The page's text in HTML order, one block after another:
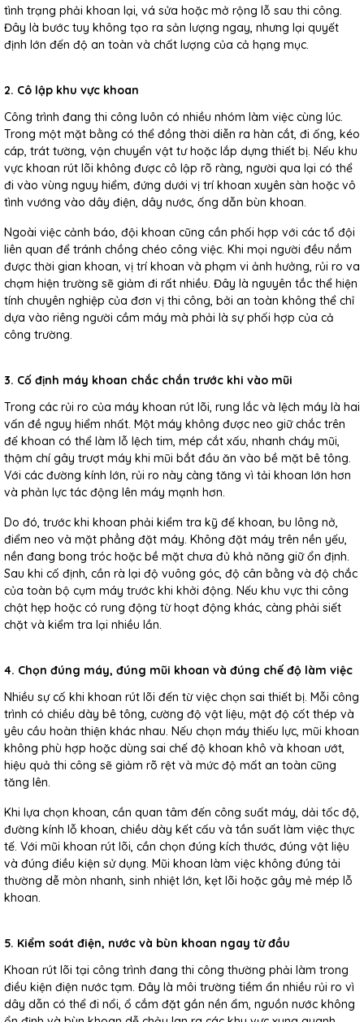
tình trạng phải khoan lại, vá sửa hoặc mở rộng lỗ sau thi công.
Đây là bước tuy không tạo ra sản lượng ngay, nhưng lại quyết
định lớn đến độ an toàn và chất lượng của cả hạng mục.
2. Cô lập khu vực khoan
Công trình đang thi công luôn có nhiều nhóm làm việc cùng lúc.
Trong một mặt bằng có thể đồng thời diễn ra hàn cắt, đi ống, kéo
cáp, trát tường, vận chuyển vật tư hoặc lắp dựng thiết bị. Nếu khu
vực khoan rút lõi không được cô lập rõ ràng, người qua lại có thể
đi vào vùng nguy hiểm, đứng dưới vị trí khoan xuyên sàn hoặc vô
tình vướng vào dây điện, dây nước, ống dẫn bùn khoan.
Ngoài việc cảnh báo, đội khoan cũng cần phối hợp với các tổ đội
liên quan để tránh chồng chéo công việc. Khi mọi người đều nắm
được thời gian khoan, vị trí khoan và phạm vi ảnh hưởng, rủi ro va
chạm hiện trường sẽ giảm đi rất nhiều. Đây là nguyên tắc thể hiện
tính chuyên nghiệp của đơn vị thi công, bởi an toàn không thể chỉ
dựa vào riêng người cầm máy mà phải là sự phối hợp của cả
công trường.
3. Cố định máy khoan chắc chắn trước khi vào mũi
Trong các rủi ro của máy khoan rút lõi, rung lắc và lệch máy là hai
vấn đề nguy hiểm nhất. Một máy không được neo giữ chắc trên
đế khoan có thể làm lỗ lệch tim, mép cắt xấu, nhanh cháy mũi,
thậm chí gây trượt máy khi mũi bắt đầu ăn vào bề mặt bê tông.
Với các đường kính lớn, rủi ro này càng tăng vì tải khoan lớn hơn
và phản lực tác động lên máy mạnh hơn.
Do đó, trước khi khoan phải kiểm tra kỹ đế khoan, bu lông nở,
điểm neo và mặt phẳng đặt máy. Không đặt máy trên nền yếu,
nền đang bong tróc hoặc bề mặt chưa đủ khả năng giữ ổn định.
Sau khi cố định, cần rà lại độ vuông góc, độ cân bằng và độ chắc
của toàn bộ cụm máy trước khi khởi động. Nếu khu vực thi công
chật hẹp hoặc có rung động từ hoạt động khác, càng phải siết
chặt và kiểm tra lại nhiều lần.
4. Chọn đúng máy, đúng mũi khoan và đúng chế độ làm việc
Nhiều sự cố khi khoan rút lõi đến từ việc chọn sai thiết bị. Mỗi công
trình có chiều dày bê tông, cường độ vật liệu, mật độ cốt thép và
yêu cầu hoàn thiện khác nhau. Nếu chọn máy thiếu lực, mũi khoan
không phù hợp hoặc dùng sai chế độ khoan khô và khoan ướt,
hiệu quả thi công sẽ giảm rõ rệt và mức độ mất an toàn cũng
tăng lên.
Khi lựa chọn khoan, cần quan tâm đến công suất máy, dải tốc độ,
đường kính lỗ khoan, chiều dày kết cấu và tần suất làm việc thực
tế. Với mũi khoan rút lõi, cần chọn đúng kích thước, đúng vật liệu
và đúng điều kiện sử dụng. Mũi khoan làm việc không đúng tải
thường dễ mòn nhanh, sinh nhiệt lớn, kẹt lõi hoặc gây mẻ mép lỗ
khoan.
5. Kiểm soát điện, nước và bùn khoan ngay từ đầu
Khoan rút lõi tại công trình đang thi công thường phải làm trong
điều kiện điện nước tạm. Đây là môi trường tiềm ẩn nhiều rủi ro vì
dây dẫn có thể đi nổi, ổ cắm đặt gần nền ẩm, nguồn nước không